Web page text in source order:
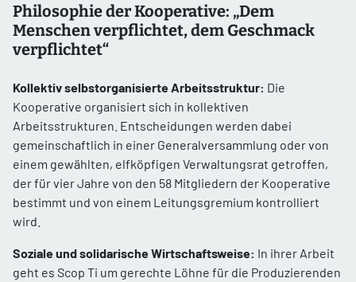
Philosophie der Kooperative: „Dem
Menschen verpflichtet, dem Geschmack
verpflichtet“
Kollektiv selbstorganisierte Arbeitsstruktur: Die
Kooperative organisiert sich in kollektiven
Arbeitsstrukturen. Entscheidungen werden dabei
gemeinschaftlich in einer Generalversammlung oder von
einem gewählten, elfköpfigen Verwaltungsrat getroffen,
der für vier Jahre von den 58 Mitgliedern der Kooperative
bestimmt und von einem Leitungsgremium kontrolliert
wird.
Soziale und solidarische Wirtschaftsweise: In ihrer Arbeit
geht es Scop Ti um gerechte Löhne für die Produzierenden